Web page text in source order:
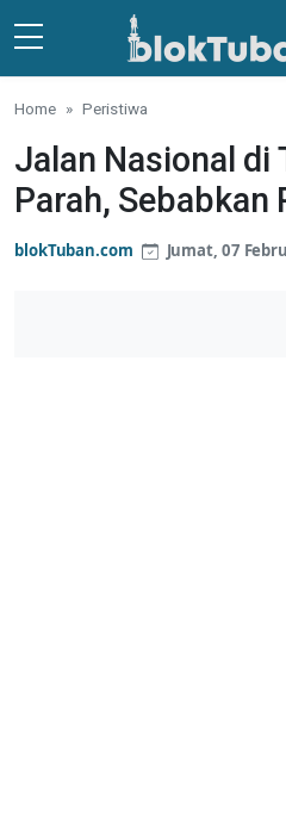
Skip to main content
Home Peristiwa
Jalan Nasional di
Parah,
blokTuban.com Jumat, 07